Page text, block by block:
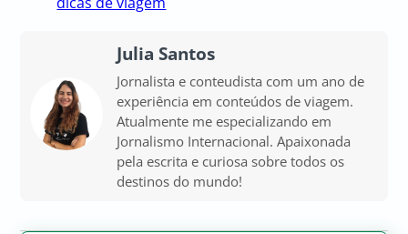
Julia Santos
Jornalista e conteudista com um ano de
experiência em conteúdos de viagem.
Atualmente me especializando em
Jornalismo Internacional. Apaixonada
pela escrita e curiosa sobre todos os
destinos do mundo!